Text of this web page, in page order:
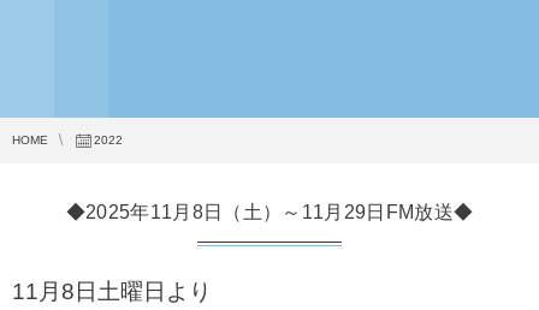
HOME 2022
◆2025年11月8日（土）～11月29日FM放送◆
11月8日土曜日より